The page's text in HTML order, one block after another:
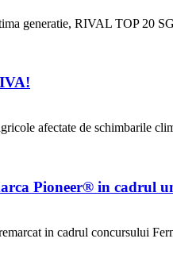
generatie, RIVAL TOP 20
afectate de schimbarile
Pioneer® in cadrul
in cadrul concursului